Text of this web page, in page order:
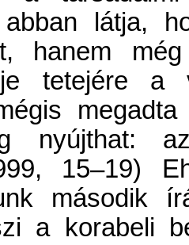
látja,
hanem
tetejére a
nyújthat:
15–19)
második
a korabeli